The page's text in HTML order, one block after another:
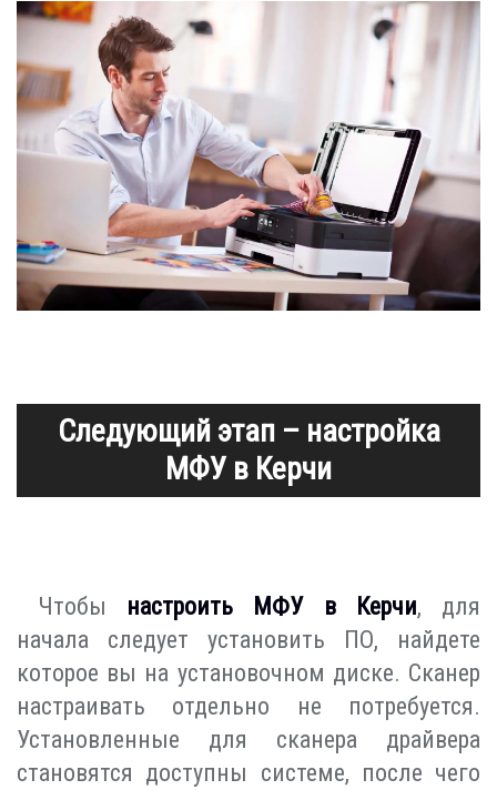
Следующий этап – настройка
МФУ в Керчи
Чтобы настроить МФУ в Керчи, для
начала следует установить ПО, найдете
которое вы на установочном диске. Сканер
настраивать отдельно не потребуется.
Установленные для сканера драйвера
становятся доступны системе, после чего